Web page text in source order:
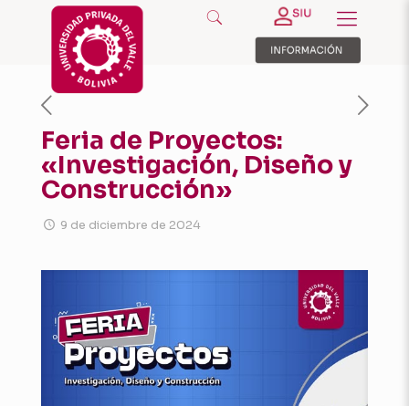
Feria de Proyectos:
«Investigación, Diseño y
Construcción»
9 de diciembre de 2024